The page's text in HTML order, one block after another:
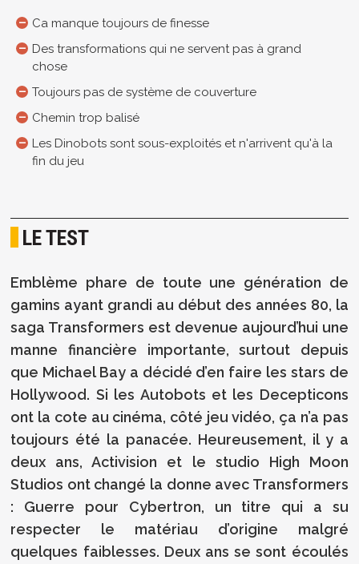
Ca manque toujours de finesse
Des transformations qui ne servent pas à grand
chose
Toujours pas de système de couverture
Chemin trop balisé
Les Dinobots sont sous-exploités et n'arrivent qu'à la
fin du jeu
LE TEST
Emblème phare de toute une génération de
gamins ayant grandi au début des années 80, la
saga Transformers est devenue aujourd’hui une
manne financière importante, surtout depuis
que Michael Bay a décidé d’en faire les stars de
Hollywood. Si les Autobots et les Decepticons
ont la cote au cinéma, côté jeu vidéo, ça n’a pas
toujours été la panacée. Heureusement, il y a
deux ans, Activision et le studio High Moon
Studios ont changé la donne avec Transformers
: Guerre pour Cybertron, un titre qui a su
respecter le matériau d’origine malgré
quelques faiblesses. Deux ans se sont écoulés